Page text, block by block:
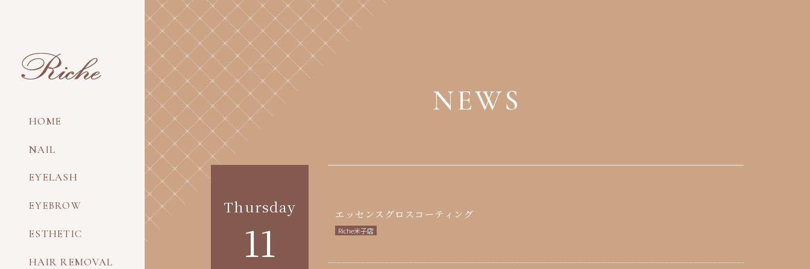
HOME
NAIL
EYELASH
EYEBROW
ESTHETIC
HAIR REMOVAL
NEWS
Thursday
11
エッセンスグロスコーティング
Riche米子店